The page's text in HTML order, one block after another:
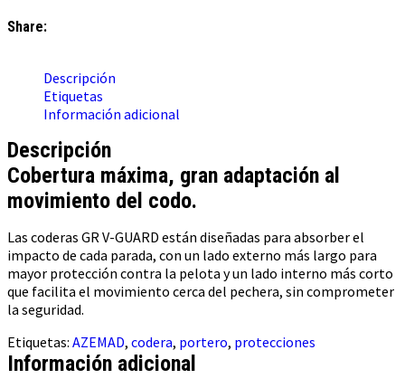
Share:
Descripción
Etiquetas
Información adicional
Descripción
Cobertura máxima, gran adaptación al
movimiento del codo.
Las coderas GR V-GUARD están diseñadas para absorber el
impacto de cada parada, con un lado externo más largo para
mayor protección contra la pelota y un lado interno más corto
que facilita el movimiento cerca del pechera, sin comprometer
la seguridad.
Etiquetas: AZEMAD, codera, portero, protecciones
Información adicional